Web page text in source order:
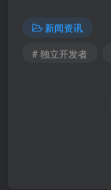
新闻资讯
# 独立开发者